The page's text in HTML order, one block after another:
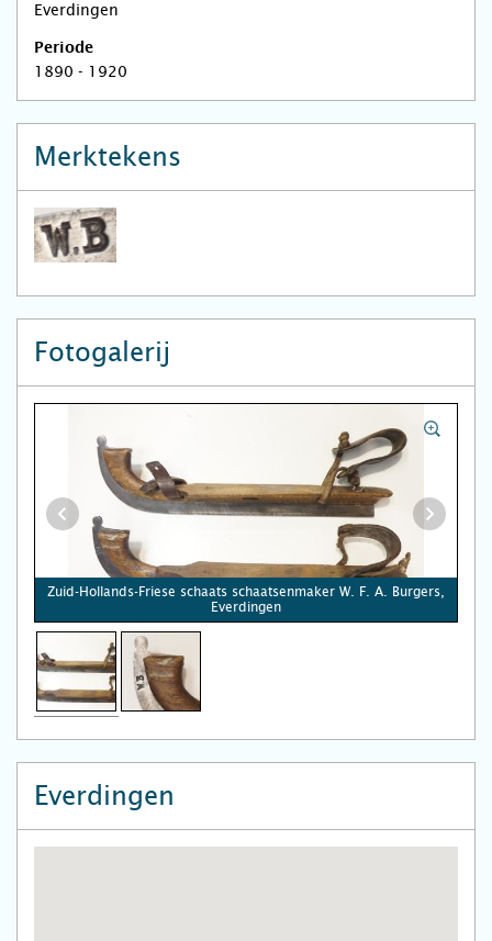
Everdingen
Periode
1890 - 1920
Merktekens
Fotogalerij
Zuid-Hollands-Friese schaats schaatsenmaker W. F. A. Burgers,
Everdingen
Everdingen